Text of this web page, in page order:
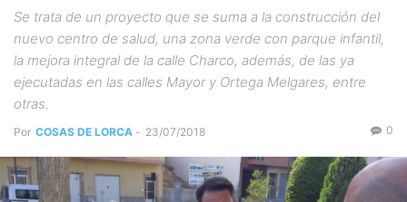
Se trata de un proyecto que se suma a la construcción del
nuevo centro de salud, una zona verde con parque infantil,
la mejora integral de la calle Charco, además, de las ya
ejecutadas en las calles Mayor y Ortega Melgares, entre
otras.
Por COSAS DE LORCA - 23/07/2018 0